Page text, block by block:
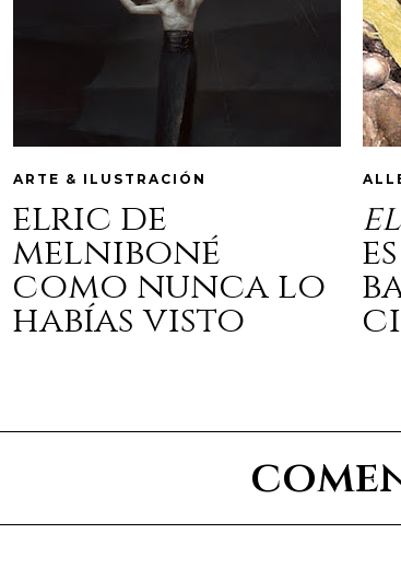
ARTE & ILUSTRACIÓN
elric de
melniboné
como nunca lo
habías visto